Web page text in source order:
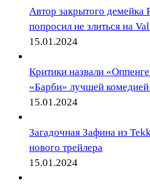
Автор закрытого демейка
попросил не злиться на
15.01.2024
Критики назвали
«Барби» лучшей комедией
15.01.2024
Загадочная Зафина из
нового трейлера
15.01.2024